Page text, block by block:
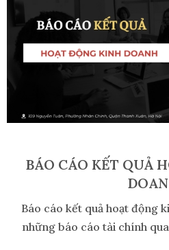
BÁO CÁO KẾT QUẢ
Báo cáo kết quả hoạt động
những báo cáo tài chính